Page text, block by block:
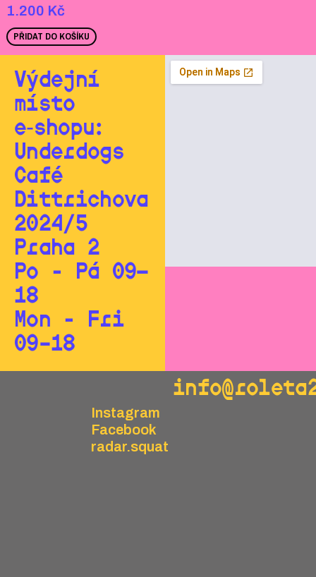
1.200 Kč
PŘIDAT DO KOŠÍKU
Výdejní
místo
e‑shopu:
Underdogs
Café
Dittrichova
2024/5
Praha 2
Po - Pá 09—
18
Mon - Fri
09–18
Instagram
Facebook
radar.squat